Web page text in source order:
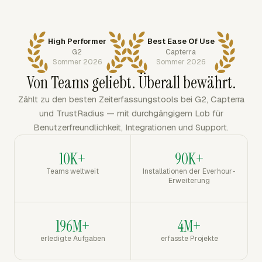
High Performer
G2
Sommer 2026
Best Ease Of Use
Capterra
Sommer 2026
Von Teams geliebt. Überall bewährt.
Zählt zu den besten Zeiterfassungstools bei G2, Capterra
und TrustRadius — mit durchgängigem Lob für
Benutzerfreundlichkeit, Integrationen und Support.
10K+
Teams weltweit
90K+
Installationen der Everhour-
Erweiterung
196M+
erledigte Aufgaben
4M+
erfasste Projekte